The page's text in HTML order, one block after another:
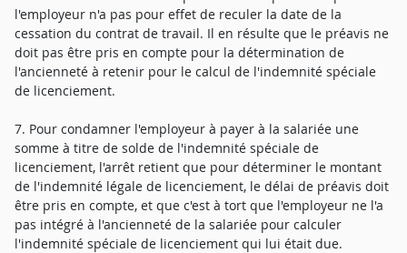
l'employeur n'a pas pour effet de reculer la date de la
cessation du contrat de travail. Il en résulte que le préavis ne
doit pas être pris en compte pour la détermination de
l'ancienneté à retenir pour le calcul de l'indemnité spéciale
de licenciement.
7. Pour condamner l'employeur à payer à la salariée une
somme à titre de solde de l'indemnité spéciale de
licenciement, l'arrêt retient que pour déterminer le montant
de l'indemnité légale de licenciement, le délai de préavis doit
être pris en compte, et que c'est à tort que l'employeur ne l'a
pas intégré à l'ancienneté de la salariée pour calculer
l'indemnité spéciale de licenciement qui lui était due.